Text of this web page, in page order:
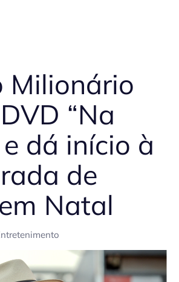
Milionário
“Na
dá início à
de
Natal